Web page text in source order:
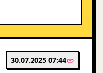
30.07.2025 07:44